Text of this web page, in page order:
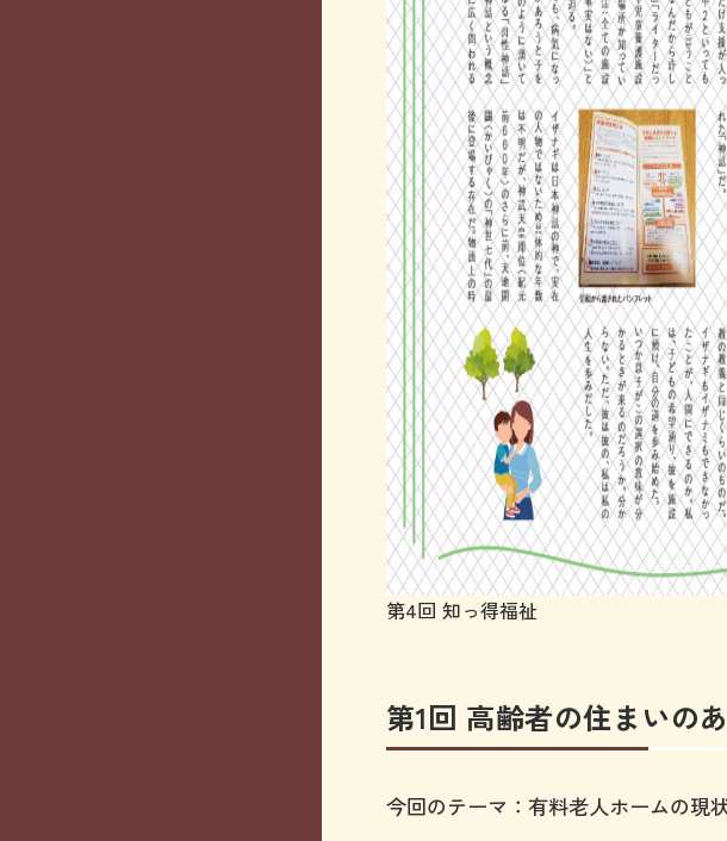
第4回 知っ得福祉
第1回 高齢者の住まいの
今回のテーマ：有料老人ホームの現